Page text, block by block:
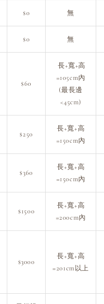
$0 無
$0 無
$60
長+寬+高
=105cm內
(最長邊
<45cm)
$250
長+寬+高
=150cm內
$360
長+寬+高
=150cm內
$1500
長+寬+高
=200cm內
$3000
長+寬+高
=201cm以上